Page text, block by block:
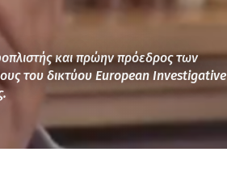
και πρώην πρόεδρος των
του δικτύου European Investigative